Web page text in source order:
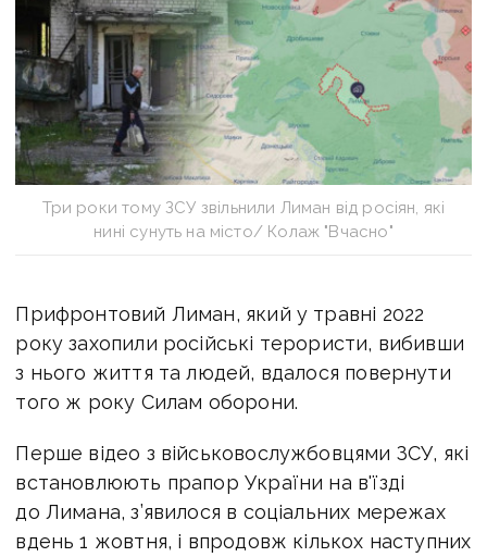
Три роки тому ЗСУ звільнили Лиман від росіян, які
нині сунуть на місто/ Колаж "Вчасно"
Прифронтовий Лиман, який у травні 2022
року захопили російські терористи, вибивши
з нього життя та людей, вдалося повернути
того ж року Силам оборони.
Перше відео з військовослужбовцями ЗСУ, які
встановлюють прапор України на в'їзді
до Лимана, з’явилося в соціальних мережах
вдень 1 жовтня, і впродовж кількох наступних